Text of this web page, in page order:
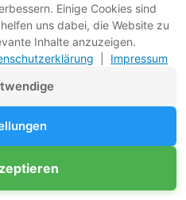
für Bushcraft
denn sie hilft dir bei deiner
Einige Cookies sind
uns dabei, die Website zu
Inhalte anzuzeigen.
Impressum